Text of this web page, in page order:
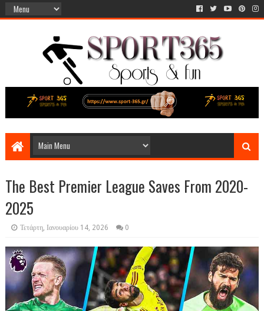
The Best Premier League Saves From 2020-
2025
Τετάρτη, Ιανουαρίου 14, 2026 0